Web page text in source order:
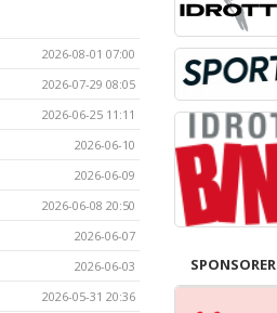
2026-08-01 07:00
2026-07-29 08:05
2026-06-25 11:11
2026-06-10
2026-06-09
2026-06-08 20:50
2026-06-07
2026-06-03
2026-05-31 20:36
SPONSORER